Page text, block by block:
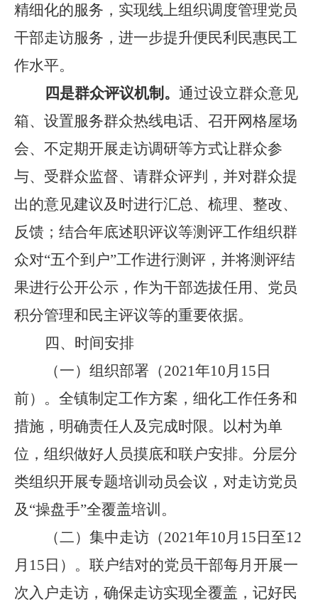
精细化的服务，实现线上组织调度管理党员
干部走访服务，进一步提升便民利民惠民工
作水平。
四是群众评议机制。 通过设立群众意见
箱、设置服务群众热线电话、召开网格屋场
会、不定期开展走访调研等方式让群众参
与、受群众监督、请群众评判，并对群众提
出的意见建议及时进行汇总、梳理、整改、
反馈；结合年底述职评议等测评工作组织群
众对“五个到户”工作进行测评，并将测评结
果进行公开公示，作为干部选拔任用、党员
积分管理和民主评议等的重要依据。
四、时间安排
（一） 组织部署（2021年10 月 15 日
前）。 全镇制定工作方案，细化工作任务和
措施，明确责任人及完成时限。以村为单
位，组织做好人员摸底和联户安排。分层分
类组织开展专题培训动员会议，对走访党员
及 “操盘手”全覆盖培训。
（二） 集中走访（2021年10 月 15 日至12
月 15 日）。 联户结对的党员干部每月开展一
次入户走访，确保走访实现全覆盖，记好民